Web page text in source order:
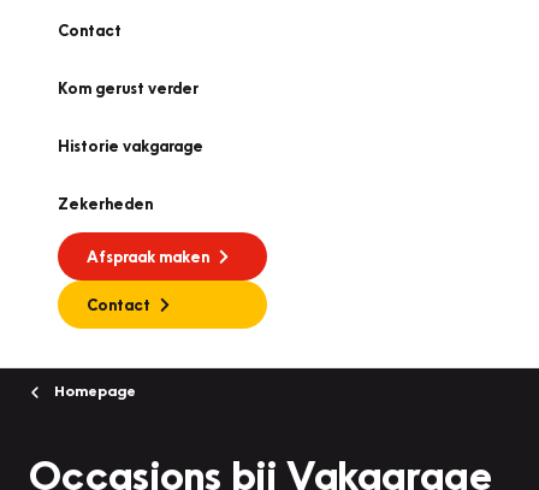
Contact
Kom gerust verder
Historie vakgarage
Zekerheden
Afspraak maken
Contact
Homepage
Occasions bij Vakgarage